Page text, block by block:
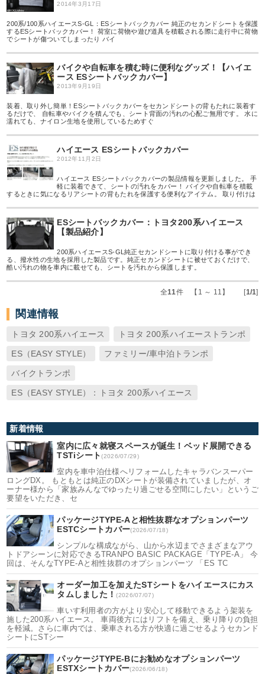
2014年3月17日
200系/100系ハイエースS-GL：ESシートバックカバー 純正のセカンドシートを保護
するESシートバックカバー！ 荷室に荷物や遊び道具を積載される際に走行中に荷物
でシートが傷ついてしまったり バイ
バイクや自転車を積む時に便利なグッズ！【ハイエ
ース ESシートバックカバー】
2013年9月19日
装着、取り外し簡単！ESシートバックカバーをセカンドシートの背もたれに装着す
るだけで、 自転車やバイクを積んでも、シート背面の汚れの心配ご無用です。 水に
濡れても、ナイロン生地を使用しているためすぐ
ハイエース ESシートバックカバー
2012年11月2日
ハイエース ESシートバックカバーの製品情報を更新しました。 手
軽に装着できて、シートの汚れをカバー！ バイクや自転車を積載
するときに気になるリアシートの背もたれを保護する便利なアイテム。 取り付けは
ESシートバックカバー：トヨタ200系ハイエース
【製品紹介】
200系ハイエースS-GL純正セカンドシートに取り付ける事ができ
る、撥水性の生地を採用した製品です。純正セカンドシートに被せておくだけで、
酷い汚れの物を車内に載せても、シートを汚れから保護します。
全11件 【1 ～ 11】 [1/1]
関連情報
トヨタ 200系ハイエース トヨタ 200系ハイエーストランポ
ES（EASY STYLE） ファミリー/車中泊トランポ
バイクトランポ
ES（EASY STYLE）：トヨタ 200系ハイエース
新着情報
室内に広々就寝スペースが誕生！ベッド展開できる
TSTiシート(2026/07/29)
室内を車中泊仕様へリフォームしたキャラバンスーパー
ロングDX。 もともとは純正のDXシートが装備されていましたが、オ
ーナー様から「家族みんなでゆったり過ごせる空間にしたい」というご
要望をいただき、セ
パッケージTYPE-Aと相性抜群なオプションパーツ
ESTCシートカバー(2026/07/18)
シンプルな構成ながら、山から水辺までさまざまなアウ
トドアシーンに対応できるTRANPO BASIC PACKAGE「TYPE-A」 今
回は、そんなTYPE-Aと相性抜群のオプションパーツ 「ES TC
オーダー加工を加えたSTシートをハイエースにカス
タムしました！(2026/07/07)
車いす利用者の方がより安心して移動できるよう架装を
施した200系ハイエース。 車両後方にはリフトを備え、乗り降りの負担
を軽減。さらに車内では、乗車される方が快適に過ごせるようセカンド
シートにSTシー
パッケージTYPE-Bにお勧めなオプションパーツ
ESTXシートカバー(2026/06/18)